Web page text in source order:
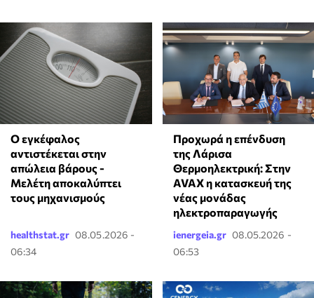
Ο εγκέφαλος
αντιστέκεται στην
απώλεια βάρους -
Μελέτη αποκαλύπτει
τους μηχανισμούς
healthstat.gr 08.05.2026 -
06:34
Προχωρά η επένδυση
της Λάρισα
Θερμοηλεκτρική: Στην
AVAX η κατασκευή της
νέας μονάδας
ηλεκτροπαραγωγής
ienergeia.gr 08.05.2026 -
06:53